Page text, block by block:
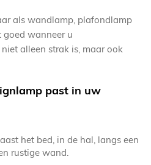
als wandlamp, plafondlamp
goed wanneer u
alleen strak is, maar ook
past in uw
het bed, in de hal, langs een
rustige wand.